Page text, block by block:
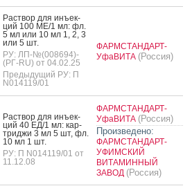
Рас­твор для инъ­ек­
ций 100 МЕ/1 мл: фл.
5 мл или 10 мл 1, 2, 3
или 5 шт.
РУ: ЛП-№(008694)-
(РГ-RU) от 04.02.25
Предыдущий РУ: П
N014119/01
ФАРМСТАНДАРТ-
УфаВИТА (Россия)
Рас­твор для инъ­ек­
ций 40 ЕД/1 мл: кар­
трид­жи 3 мл 5 шт, фл.
10 мл 1 шт.
РУ: П N014119/01 от
11.12.08
ФАРМСТАНДАРТ-
УфаВИТА (Россия)
Произведено:
ФАРМСТАНДАРТ-
УФИМСКИЙ
ВИТАМИННЫЙ
ЗАВОД (Россия)